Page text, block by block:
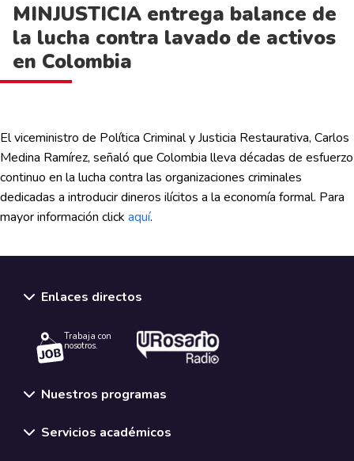
MINJUSTICIA entrega balance de
la lucha contra lavado de activos
en Colombia
El viceministro de Política Criminal y Justicia Restaurativa, Carlos
Medina Ramírez, señaló que Colombia lleva décadas de esfuerzo
continuo en la lucha contra las organizaciones criminales
dedicadas a introducir dineros ilícitos a la economía formal. Para
mayor información click aquí.
Enlaces directos
Trabaja con
nosotros.
Nuestros programas
Servicios académicos